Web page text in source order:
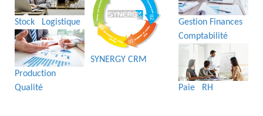
Stock Logistique
Production
Qualité
Gestion Finances
Comptabilité
Paie RH
SYNERGY CRM